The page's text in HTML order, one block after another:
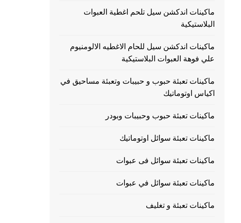
ماكينات اندكشن سيل تلحم اغطية العبوات
البلاستيكية
ماكينات اندكشن سيل للحام الاغطيه الالومنيوم
علي فوهة العبوات البلاستيكية
ماكينات تعبئة حبوب و حبيبات وتعبئة مساحيق في
اكياس اوتوماتيك
ماكينات تعبئة حبوب وحبيبات وبودر
ماكينات تعبئة سوائل اوتوماتيك
ماكينات تعبئة سوائل فى عبوات
ماكينات تعبئة سوائل في عبوات
ماكينات تعبئة و تغليف